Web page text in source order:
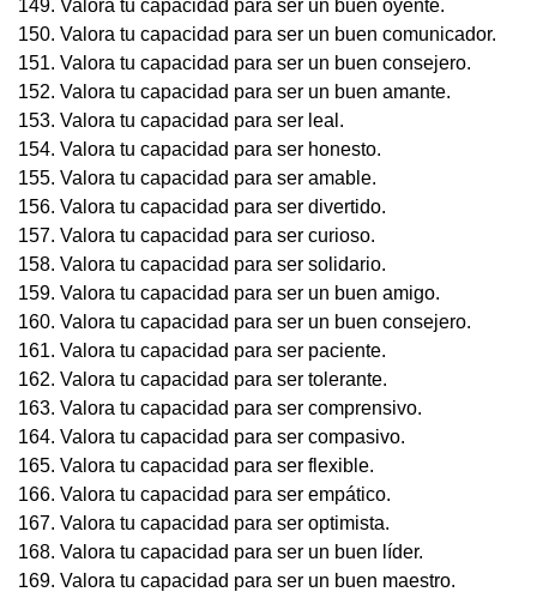
149. Valora tu capacidad para ser un buen oyente.
150. Valora tu capacidad para ser un buen comunicador.
151. Valora tu capacidad para ser un buen consejero.
152. Valora tu capacidad para ser un buen amante.
153. Valora tu capacidad para ser leal.
154. Valora tu capacidad para ser honesto.
155. Valora tu capacidad para ser amable.
156. Valora tu capacidad para ser divertido.
157. Valora tu capacidad para ser curioso.
158. Valora tu capacidad para ser solidario.
159. Valora tu capacidad para ser un buen amigo.
160. Valora tu capacidad para ser un buen consejero.
161. Valora tu capacidad para ser paciente.
162. Valora tu capacidad para ser tolerante.
163. Valora tu capacidad para ser comprensivo.
164. Valora tu capacidad para ser compasivo.
165. Valora tu capacidad para ser flexible.
166. Valora tu capacidad para ser empático.
167. Valora tu capacidad para ser optimista.
168. Valora tu capacidad para ser un buen líder.
169. Valora tu capacidad para ser un buen maestro.